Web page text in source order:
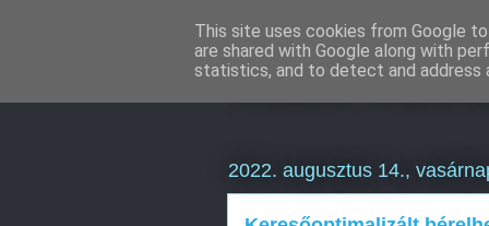
Online
2022. augusztus 14.,
This site uses cookies from Google
are shared with Google along with
statistics, and to detect and address